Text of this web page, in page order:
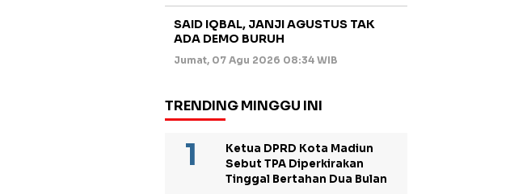
SAID IQBAL, JANJI AGUSTUS TAK
ADA DEMO BURUH
Jumat, 07 Agu 2026 08:34 WIB
TRENDING MINGGU INI
Ketua DPRD Kota Madiun
Sebut TPA Diperkirakan
Tinggal Bertahan Dua Bulan